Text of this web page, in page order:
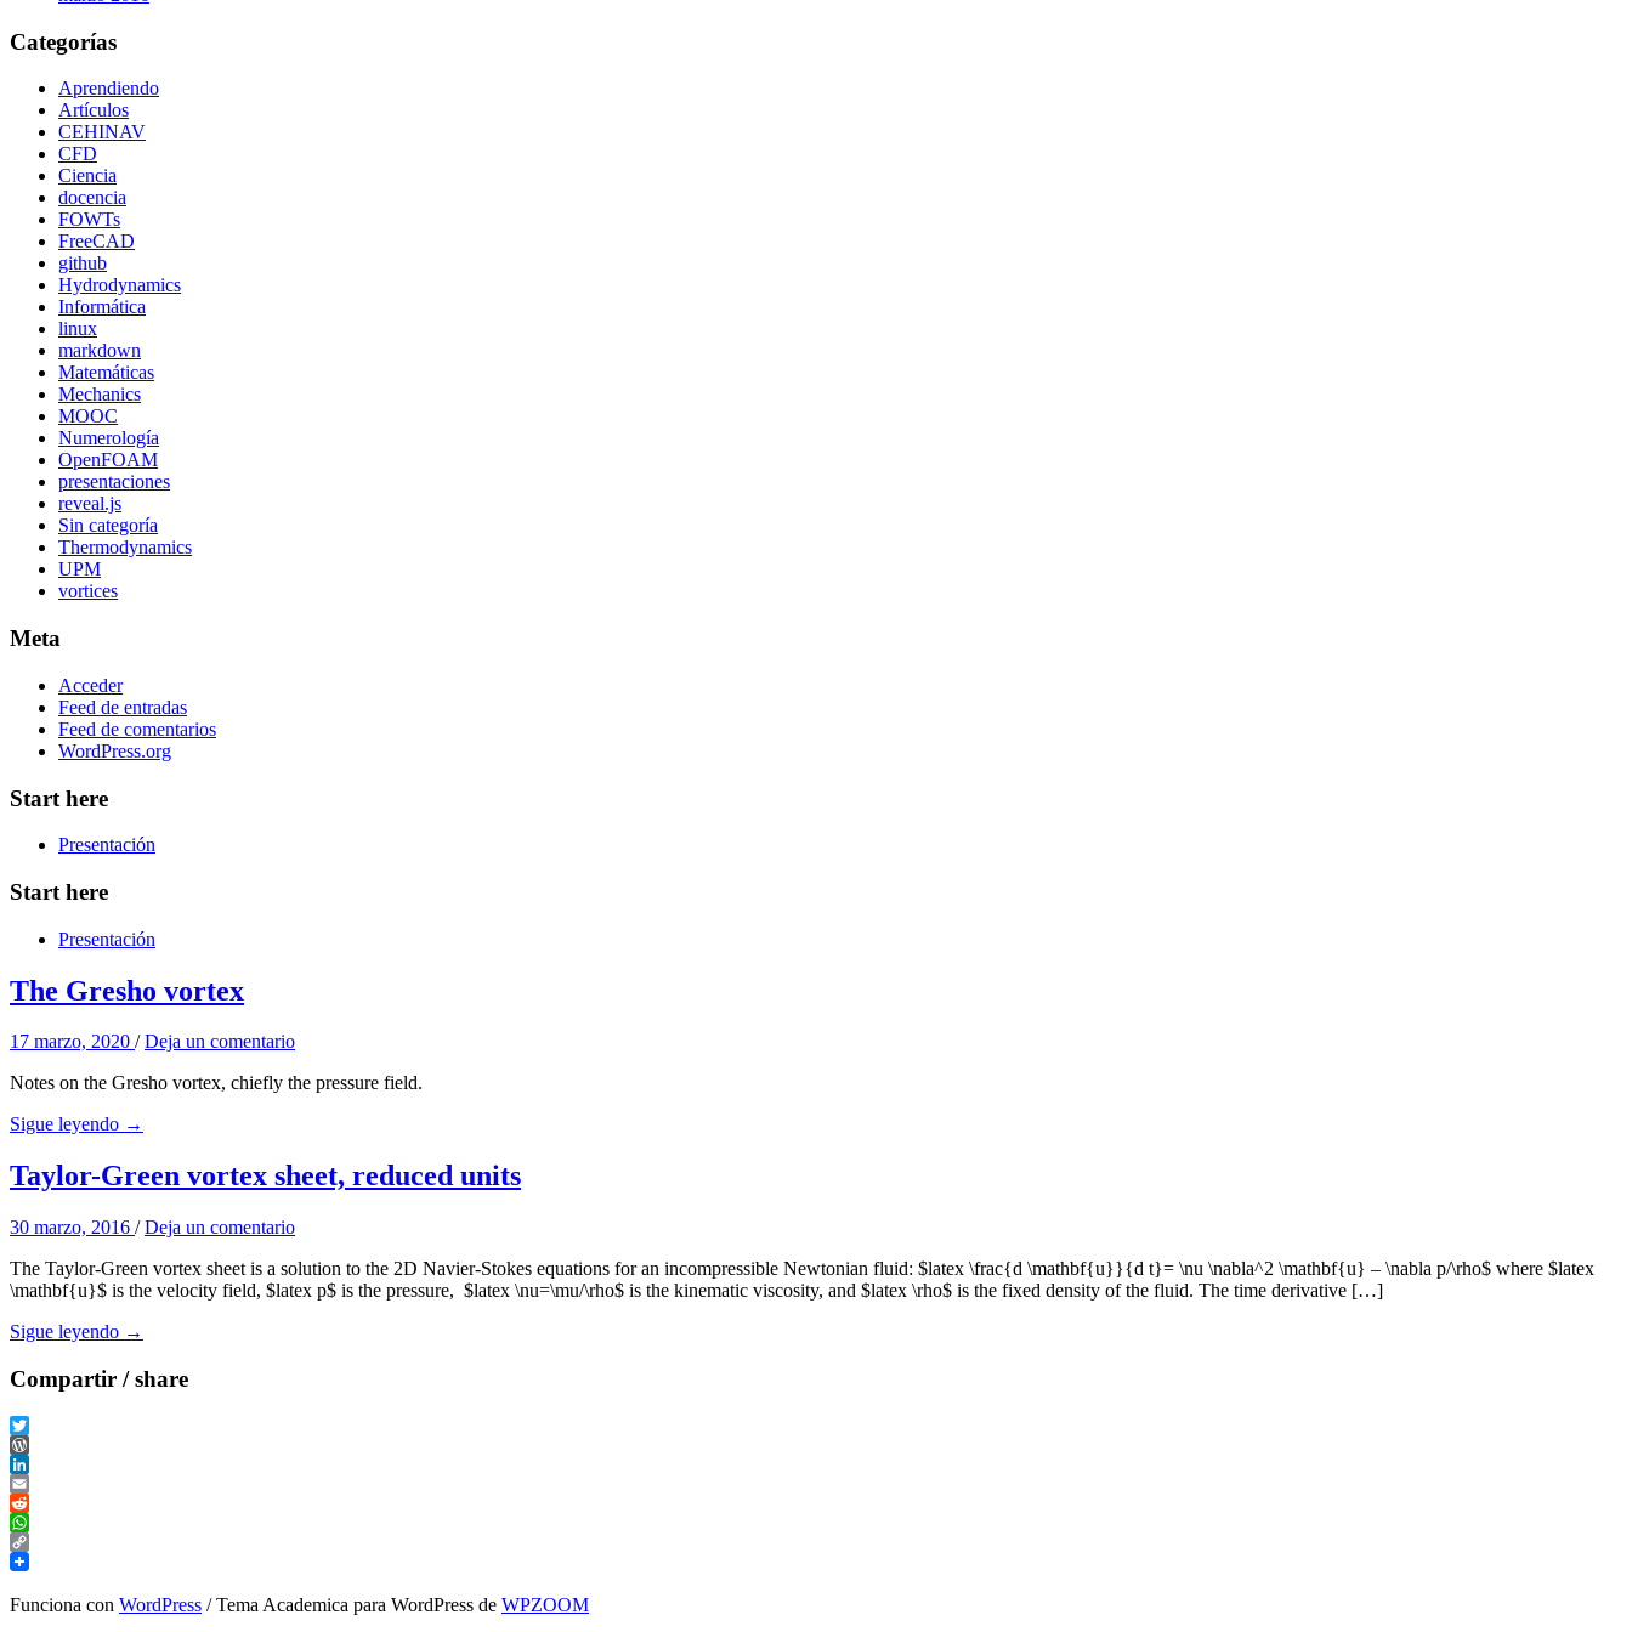
Categorías
Aprendiendo
Artículos
CEHINAV
CFD
Ciencia
docencia
FOWTs
FreeCAD
github
Hydrodynamics
Informática
linux
markdown
Matemáticas
Mechanics
MOOC
Numerología
OpenFOAM
presentaciones
reveal.js
Sin categoría
Thermodynamics
UPM
vortices
Meta
Acceder
Feed de entradas
Feed de comentarios
WordPress.org
Start here
Presentación
Start here
Presentación
The Gresho vortex
17 marzo, 2020 /Deja un comentario
Notes on the Gresho vortex, chiefly the pressure field.
Sigue leyendo →
Taylor-Green vortex sheet, reduced units
30 marzo, 2016 /Deja un comentario
The Taylor-Green vortex sheet is a solution to the 2D Navier-Stokes equations for an incompressible Newtonian fluid: $latex \frac{d \mathbf{u}}{d t}= \nu \nabla^2 \mathbf{u} – \nabla p/\rho$ where $latex
\mathbf{u}$ is the velocity field, $latex p$ is the pressure, $latex \nu=\mu/\rho$ is the kinematic viscosity, and $latex \rho$ is the fixed density of the fluid. The time derivative […]
Sigue leyendo →
Compartir / share
Twitter
WordPress
LinkedIn
Email
Reddit
WhatsApp
Copy
Funciona con WordPress / Tema Academica para WordPress de WPZOOM